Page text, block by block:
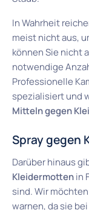
In Wahrheit
meist nicht aus,
können Sie nicht
notwendige
Professionelle
spezialisiert und
Mitteln gegen
Spray gegen
Darüber hinaus
Kleidermottenin
sind. Wir
warnen, da sie